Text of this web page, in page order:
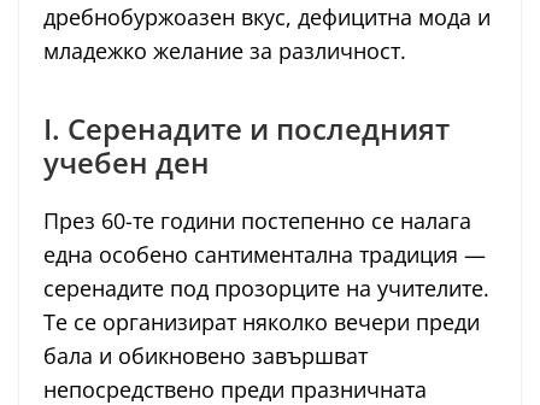
дребнобуржоазен вкус, дефицитна мода и
младежко желание за различност.
I. Серенадите и последният
учебен ден
През 60-те години постепенно се налага
една особено сантиментална традиция —
серенадите под прозорците на учителите.
Те се организират няколко вечери преди
бала и обикновено завършват
непосредствено преди празничната